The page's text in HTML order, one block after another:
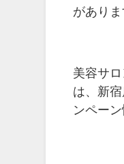
がありま
美容サ
は、 新
ンペー